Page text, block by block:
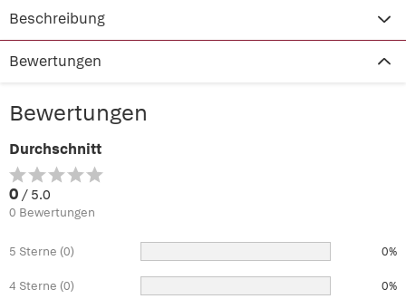
Beschreibung
Bewertungen
Bewertungen
Durchschnitt
0 / 5.0
0 Bewertungen
5 Sterne (0) 0%
4 Sterne (0) 0%